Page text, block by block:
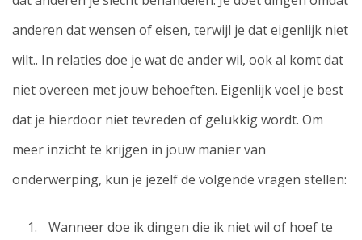
anderen dat wensen of eisen, terwijl je dat eigenlijk niet
wilt.. In relaties doe je wat de ander wil, ook al komt dat
niet overeen met jouw behoeften. Eigenlijk voel je best
dat je hierdoor niet tevreden of gelukkig wordt. Om
meer inzicht te krijgen in jouw manier van
onderwerping, kun je jezelf de volgende vragen stellen:
Wanneer doe ik dingen die ik niet wil of hoef te